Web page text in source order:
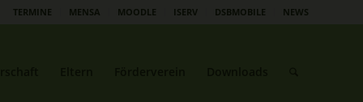
TERMINE MENSA MOODLE ISERV DSBMOBILE NEWS